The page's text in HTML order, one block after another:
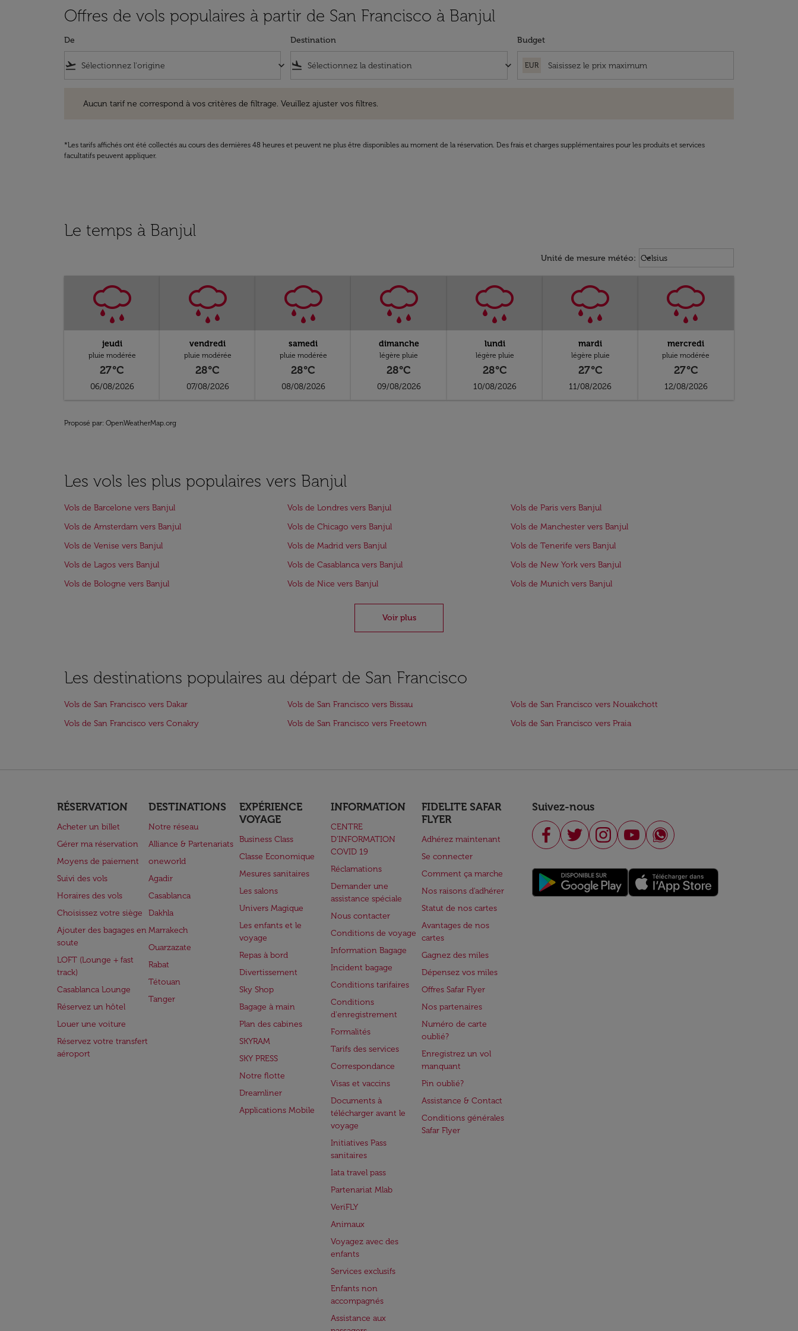
Offres de vols populaires à partir de San Francisco à Banjul
De
flight_takeoff keyboard_arrow_down
Destination
flight_land keyboard_arrow_down
Budget
EUR
Aucun tarif ne correspond à vos critères de filtrage. Veuillez ajuster vos filtres.
*Les tarifs affichés ont été collectés au cours des dernières 48 heures et peuvent ne plus être disponibles au moment de la réservation. Des frais et charges supplémentaires pour les produits et services
facultatifs peuvent appliquer.
Le temps à Banjul
Unité de mesure météo: Weather unit option Celsius
Celsius
keyboard_arrow_down
jeudi
pluie modérée
27°C
06/08/2026
vendredi
pluie modérée
28°C
07/08/2026
samedi
pluie modérée
28°C
08/08/2026
dimanche
légère pluie
28°C
09/08/2026
lundi
légère pluie
28°C
10/08/2026
mardi
légère pluie
27°C
11/08/2026
mercredi
pluie modérée
27°C
12/08/2026
Proposé par: OpenWeatherMap.org
Les vols les plus populaires vers Banjul
Vols de Barcelone vers Banjul Vols de Londres vers Banjul
Vols de Paris vers Banjul
Vols de Amsterdam vers Banjul
Vols de Chicago vers Banjul
Vols de Manchester vers Banjul
Vols de Venise vers Banjul
Vols de Madrid vers Banjul
Vols de Tenerife vers Banjul
Vols de Lagos vers Banjul
Vols de Casablanca vers Banjul
Vols de New York vers Banjul
Vols de Bologne vers Banjul
Vols de Nice vers Banjul Vols de Munich vers Banjul
Voir plus
Les destinations populaires au départ de San Francisco
Vols de San Francisco vers Dakar Vols de San Francisco vers Bissau
Vols de San Francisco vers Nouakchott
Vols de San Francisco vers Conakry
Vols de San Francisco vers Freetown Vols de San Francisco vers Praia
RÉSERVATION
Acheter un billet
Gérer ma réservation
Moyens de paiement
Suivi des vols
Horaires des vols
Choisissez votre siège
Ajouter des bagages en
soute
LOFT (Lounge + fast
track)
Casablanca Lounge
Réservez un hôtel
Louer une voiture
Réservez votre transfert
aéroport
DESTINATIONS
Notre réseau
Alliance & Partenariats
oneworld
Agadir
Casablanca
Dakhla
Marrakech
Ouarzazate
Rabat
Tétouan
Tanger
EXPÉRIENCE
VOYAGE
Business Class
Classe Economique
Mesures sanitaires
Les salons
Univers Magique
Les enfants et le
voyage
Repas à bord
Divertissement
Sky Shop
Bagage à main
Plan des cabines
SKYRAM
SKY PRESS
Notre flotte
Dreamliner
Applications Mobile
INFORMATION
CENTRE
D’INFORMATION
COVID 19
Réclamations
Demander une
assistance spéciale
Nous contacter
Conditions de voyage
Information Bagage
Incident bagage
Conditions tarifaires
Conditions
d'enregistrement
Formalités
Tarifs des services
Correspondance
Visas et vaccins
Documents à
télécharger avant le
voyage
Initiatives Pass
sanitaires
Iata travel pass
Partenariat Mlab
VeriFLY
Animaux
Voyagez avec des
enfants
Services exclusifs
Enfants non
accompagnés
Assistance aux
FIDELITE SAFAR
FLYER
Adhérez maintenant
Se connecter
Comment ça marche
Nos raisons d'adhérer
Statut de nos cartes
Avantages de nos
cartes
Gagnez des miles
Dépensez vos miles
Offres Safar Flyer
Nos partenaires
Numéro de carte
oublié?
Enregistrez un vol
manquant
Pin oublié?
Assistance & Contact
Conditions générales
Safar Flyer
Suivez-nous